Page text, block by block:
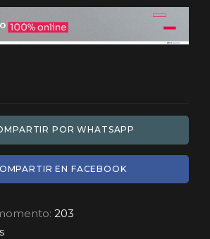
POR WHATSAPP
EN FACEBOOK
203